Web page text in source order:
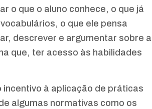
o que o aluno conhece, o que já
o que ele pensa
descrever e argumentar sobre a
que, ter acesso às habilidades
à aplicação de práticas
algumas normativas como os